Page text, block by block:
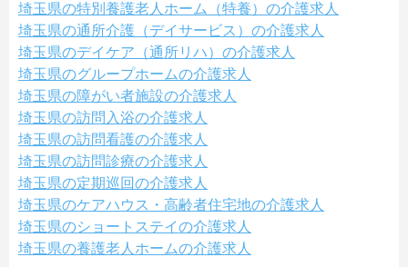
埼玉県の特別養護老人ホーム（特養）の介護求人
埼玉県の通所介護（デイサービス）の介護求人
埼玉県のデイケア（通所リハ）の介護求人
埼玉県のグループホームの介護求人
埼玉県の障がい者施設の介護求人
埼玉県の訪問入浴の介護求人
埼玉県の訪問看護の介護求人
埼玉県の訪問診療の介護求人
埼玉県の定期巡回の介護求人
埼玉県のケアハウス・高齢者住宅地の介護求人
埼玉県のショートステイの介護求人
埼玉県の養護老人ホームの介護求人